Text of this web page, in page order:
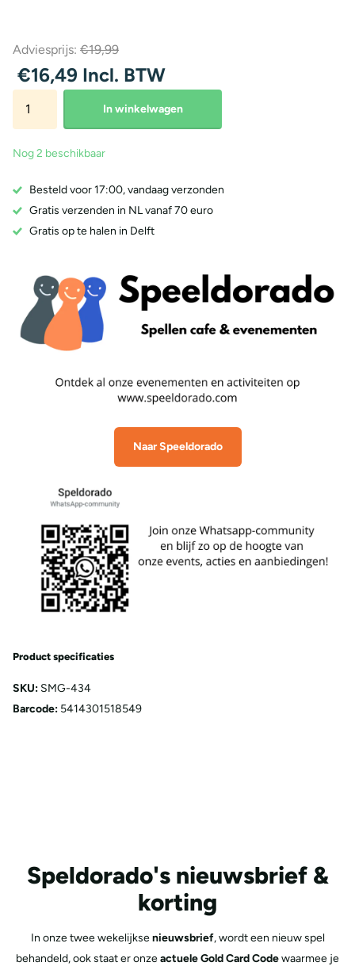
Adviesprijs: €19,99
€16,49 Incl. BTW
In winkelwagen
Nog 2 beschikbaar
Besteld voor 17:00, vandaag verzonden
Gratis verzenden in NL vanaf 70 euro
Gratis op te halen in Delft
Naar Speeldorado
Product specificaties
SKU: SMG-434
Barcode: 5414301518549
Speldorado's nieuwsbrief &
korting
In onze twee wekelijksenieuwsbrief, wordt een nieuw spel
behandeld, ook staat er onzeactuele Gold Card Codewaarmee je